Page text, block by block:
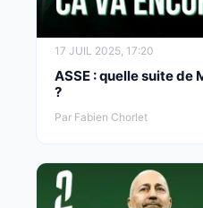
17 JUIL 2025, 17:20
ASSE : quelle suite de
?
Par Fabien Chorlet